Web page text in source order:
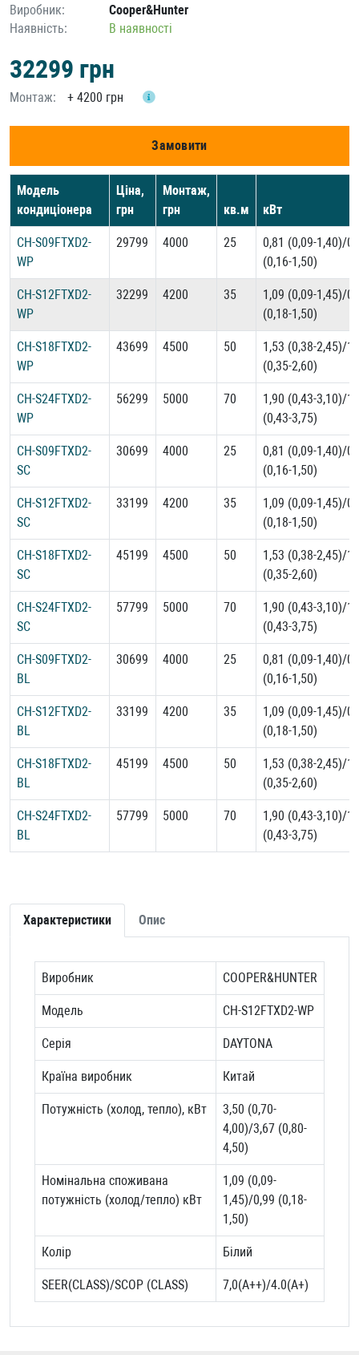
Виробник:
Cooper&Hunter
Наявність:
В наявності
32299 грн
Монтаж: + 4200 грн
Замовити
Модель
кондиціонера
Ціна,
грн
Монтаж,
грн
кв.м кВт
CH-S09FTXD2-
WP
29799 4000 25
0,81 (0,09-1,40)/
(0,16-1,50)
CH-S12FTXD2-
WP
32299 4200 35
1,09 (0,09-1,45)/
(0,18-1,50)
CH-S18FTXD2-
WP
43699 4500 50
1,53 (0,38-2,45)/
(0,35-2,60)
CH-S24FTXD2-
WP
56299 5000 70
1,90 (0,43-3,10)/
(0,43-3,75)
CH-S09FTXD2-
SC
30699 4000 25
0,81 (0,09-1,40)/
(0,16-1,50)
CH-S12FTXD2-
SC
33199 4200 35
1,09 (0,09-1,45)/
(0,18-1,50)
CH-S18FTXD2-
SC
45199 4500 50
1,53 (0,38-2,45)/
(0,35-2,60)
CH-S24FTXD2-
SC
57799 5000 70
1,90 (0,43-3,10)/
(0,43-3,75)
CH-S09FTXD2-
BL
30699 4000 25
0,81 (0,09-1,40)/
(0,16-1,50)
CH-S12FTXD2-
BL
33199 4200 35
1,09 (0,09-1,45)/
(0,18-1,50)
CH-S18FTXD2-
BL
45199 4500 50
1,53 (0,38-2,45)/
(0,35-2,60)
CH-S24FTXD2-
BL
57799 5000 70
1,90 (0,43-3,10)/
(0,43-3,75)
Характеристики Опис
Виробник COOPER&HUNTER
Модель CH-S12FTXD2-WP
Серія DAYTONA
Країна виробник Китай
Потужність (холод, тепло), кВт
3,50 (0,70-
4,00)/3,67 (0,80-
4,50)
Номінальна споживана
потужність (холод/тепло) кВт
1,09 (0,09-
1,45)/0,99 (0,18-
1,50)
Колір Білий
SEER(CLASS)/SCOP (CLASS) 7,0(А++)/4.0(А+)